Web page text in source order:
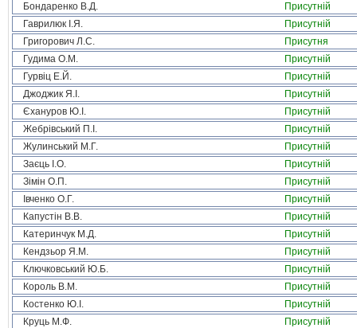
Бондаренко В.Д.
Присутній
Гаврилюк І.Я.
Присутній
Григорович Л.С.
Присутня
Гудима О.М.
Присутній
Гурвіц Е.Й.
Присутній
Джоджик Я.І.
Присутній
Єхануров Ю.І.
Присутній
Жебрівський П.І.
Присутній
Жулинський М.Г.
Присутній
Заєць І.О.
Присутній
Зімін О.П.
Присутній
Івченко О.Г.
Присутній
Капустін В.В.
Присутній
Катеринчук М.Д.
Присутній
Кендзьор Я.М.
Присутній
Ключковський Ю.Б.
Присутній
Король В.М.
Присутній
Костенко Ю.І.
Присутній
Круць М.Ф.
Присутній